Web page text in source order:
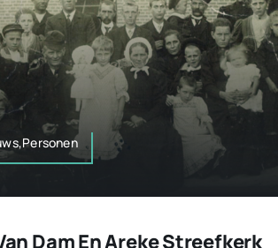
Dam En Areke Streefkerk